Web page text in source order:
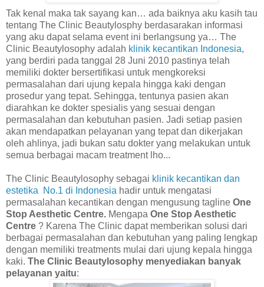
Tak kenal maka tak sayang kan… ada baiknya aku kasih tau
tentang The Clinic Beautylosphy berdasarakan informasi
yang aku dapat selama event ini berlangsung ya… The
Clinic Beautylosophy adalah klinik kecantikan Indonesia,
yang berdiri pada tanggal 28 Juni 2010 pastinya telah
memiliki dokter bersertifikasi untuk mengkoreksi
permasalahan dari ujung kepala hingga kaki dengan
prosedur yang tepat. Sehingga, tentunya pasien akan
diarahkan ke dokter spesialis yang sesuai dengan
permasalahan dan kebutuhan pasien. Jadi setiap pasien
akan mendapatkan pelayanan yang tepat dan dikerjakan
oleh ahlinya, jadi bukan satu dokter yang melakukan untuk
semua berbagai macam treatment lho...
The Clinic Beautylosophy sebagai klinik kecantikan dan
estetika
No.1 di Indonesia hadir untuk mengatasi
permasalahan kecantikan dengan mengusung tagline One
Stop Aesthetic Centre. Mengapa One Stop Aesthetic
Centre ? Karena The Clinic dapat memberikan solusi dari
berbagai permasalahan dan kebutuhan yang paling lengkap
dengan memiliki treatments mulai dari ujung kepala hingga
kaki. The Clinic Beautylosophy menyediakan banyak
pelayanan yaitu: